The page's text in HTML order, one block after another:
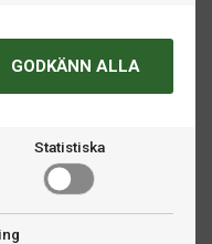
GODKÄNN ALLA
Statistiska